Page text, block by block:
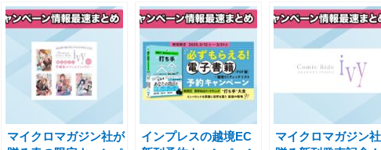
マイクロマガジン社が
インプレスの越境EC
マイクロマガジン